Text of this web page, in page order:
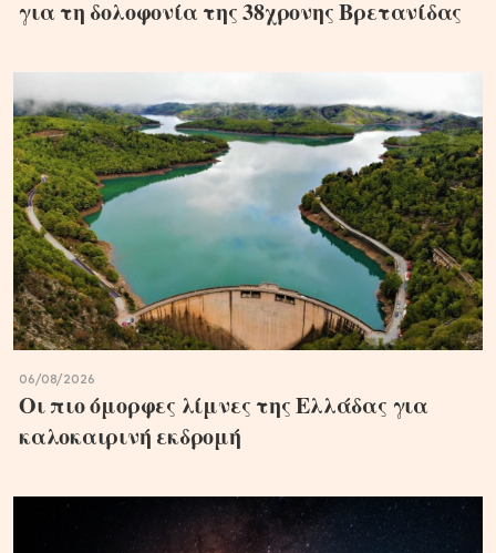
για τη δολοφονία της 38χρονης Βρετανίδας
06/08/2026
Οι πιο όμορφες λίμνες της Ελλάδας για
καλοκαιρινή εκδρομή